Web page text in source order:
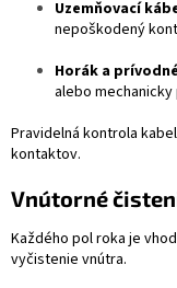
Uzemňovací
nepoškodený
Horák a
alebo
Pravidelná kontrola
kontaktov.
Vnútorné
Každého pol roka je
vyčistenie vnútra.